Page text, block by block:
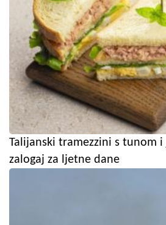
Talijanski tramezzini s tunom
zalogaj za ljetne dane